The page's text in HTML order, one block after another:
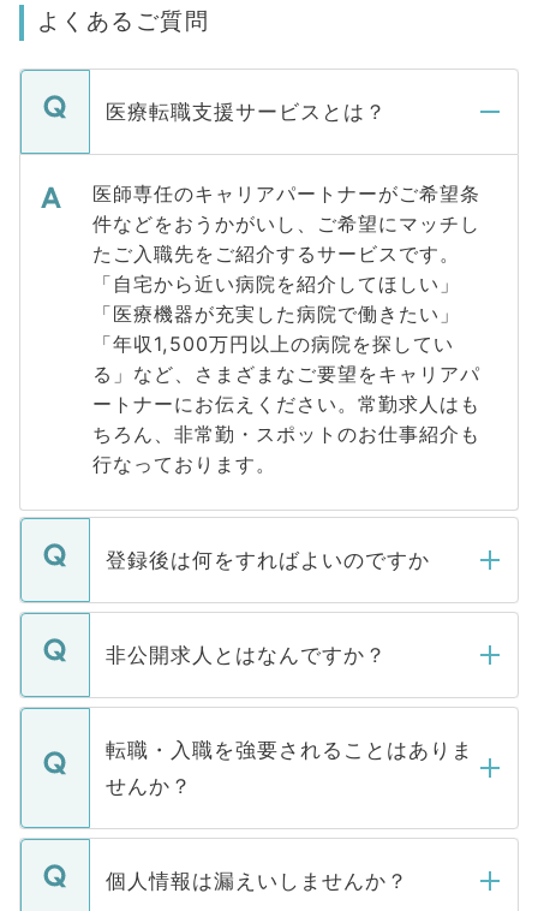
よくあるご質問
医療転職支援サービスとは？
医師専任のキャリアパートナーがご希望条
件などをおうかがいし、ご希望にマッチし
たご入職先をご紹介するサービスです。
「自宅から近い病院を紹介してほしい」
「医療機器が充実した病院で働きたい」
「年収1,500万円以上の病院を探してい
る」など、さまざまなご要望をキャリアパ
ートナーにお伝えください。常勤求人はも
ちろん、非常勤・スポットのお仕事紹介も
行なっております。
登録後は何をすればよいのですか
ご登録いただきましたら、弊社担当者がご
登録内容を確認し、その後メールもしくは
ます。通常、5営業日以内にはご連絡をせて
いただきますので、しばらくお待ちくださ
非公開求人とはなんですか？
マイナビDOCTORで取り扱っている求人の
うち約3割は、Webサイトからご覧いただ
けない「非公開求人」です。非公開求人は
下記の理由によって、一般には公開してい
ません。
■応募殺到を避けるため 人気のある医療機
転職・入職を強要されることはありま
せんか？
転職・入職を強要することは一切ありませ
ん。また、仮に応募先から内定をいただい
個人情報は漏えいしませんか？